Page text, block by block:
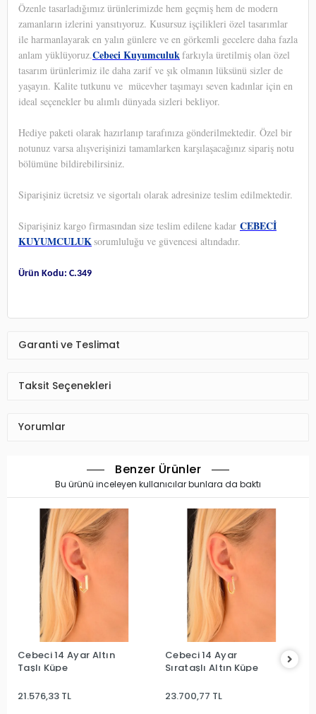
Özenle tasarladığımız ürünlerimizde hem geçmiş hem de modern
zamanların izlerini yansıtıyoruz. Kusursuz işçilikleri özel tasarımlar
ile harmanlayarak en yalın günlere ve en görkemli gecelere daha fazla
anlam yüklüyoruz.Cebeci Kuyumculukfarkıyla üretilmiş olan özel
tasarım ürünlerimiz ile daha zarif ve şık olmanın lüksünü sizler de
yaşayın. Kalite tutkunu ve mücevher taşımayı seven kadınlar için en
ideal seçenekler bu alımlı dünyada sizleri bekliyor.
Hediye paketi olarak hazırlanıp tarafınıza gönderilmektedir. Özel bir
notunuz varsa alışverişinizi tamamlarken karşılaşacağınız sipariş notu
bölümüne bildirebilirsiniz.
Siparişiniz ücretsiz ve sigortalı olarak adresinize teslim edilmektedir.
Siparişiniz kargo firmasından size teslim edilene kadar CEBECİ
KUYUMCULUKsorumluluğu ve güvencesi altındadır.
Ürün Kodu: C.349
Garanti ve Teslimat
Taksit Seçenekleri
Yorumlar
Benzer Ürünler
Bu ürünü inceleyen kullanıcılar bunlara da baktı
Cebeci 14 Ayar Altın
Taşlı Küpe
21.576,33 TL
Cebeci 14 Ayar
Sırataşlı Altın Küpe
23.700,77 TL